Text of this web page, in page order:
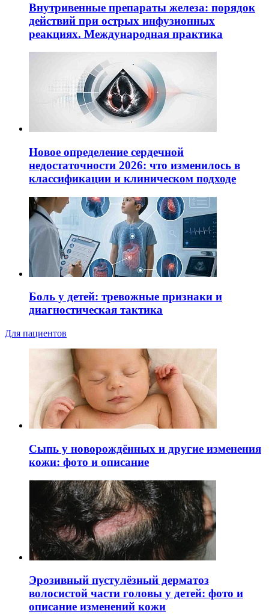
Внутривенные препараты железа: порядок
действий при острых инфузионных
реакциях. Международная практика
Новое определение сердечной
недостаточности 2026: что изменилось в
классификации и клиническом подходе
Боль у детей: тревожные признаки и
диагностическая тактика
Для пациентов
Сыпь у новорождённых и другие изменения
кожи: фото и описание
Эрозивный пустулёзный дерматоз
волосистой части головы у детей: фото и
описание изменений кожи